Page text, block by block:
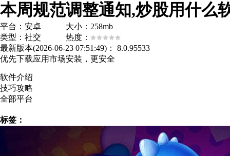
本周规范调整通知,炒股用什么
平台：安卓 大小：258mb
类型：社交 热度：
最新版本(2026-06-23 07:51:49)：
8.0.95533
优先下载应用市场安装，更安全
软件介绍
技巧攻略
全部平台
标签：